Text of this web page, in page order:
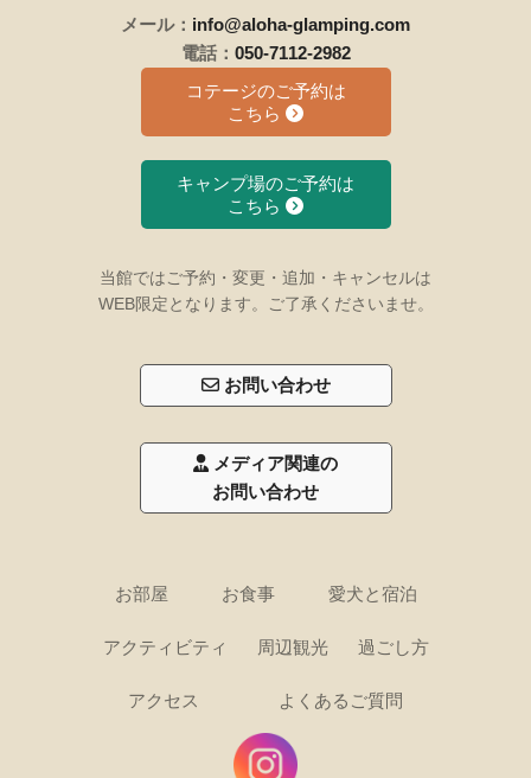
メール： info@aloha-glamping.com
電話： 050-7112-2982
コテージのご予約は
こちら
キャンプ場のご予約は
こちら
当館ではご予約・変更・追加・キャンセルは
WEB限定となります。ご了承くださいませ。
お問い合わせ
メディア関連の
お問い合わせ
お部屋 お食事 愛犬と宿泊
アクティビティ 周辺観光 過ごし方
アクセス よくあるご質問